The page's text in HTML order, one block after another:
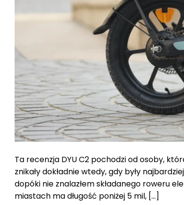
Ta recenzja DYU C2 pochodzi od osoby,
znikały dokładnie wtedy, gdy były
dopóki nie znalazłem składanego roweru
miastach ma długość poniżej 5 mil, […]